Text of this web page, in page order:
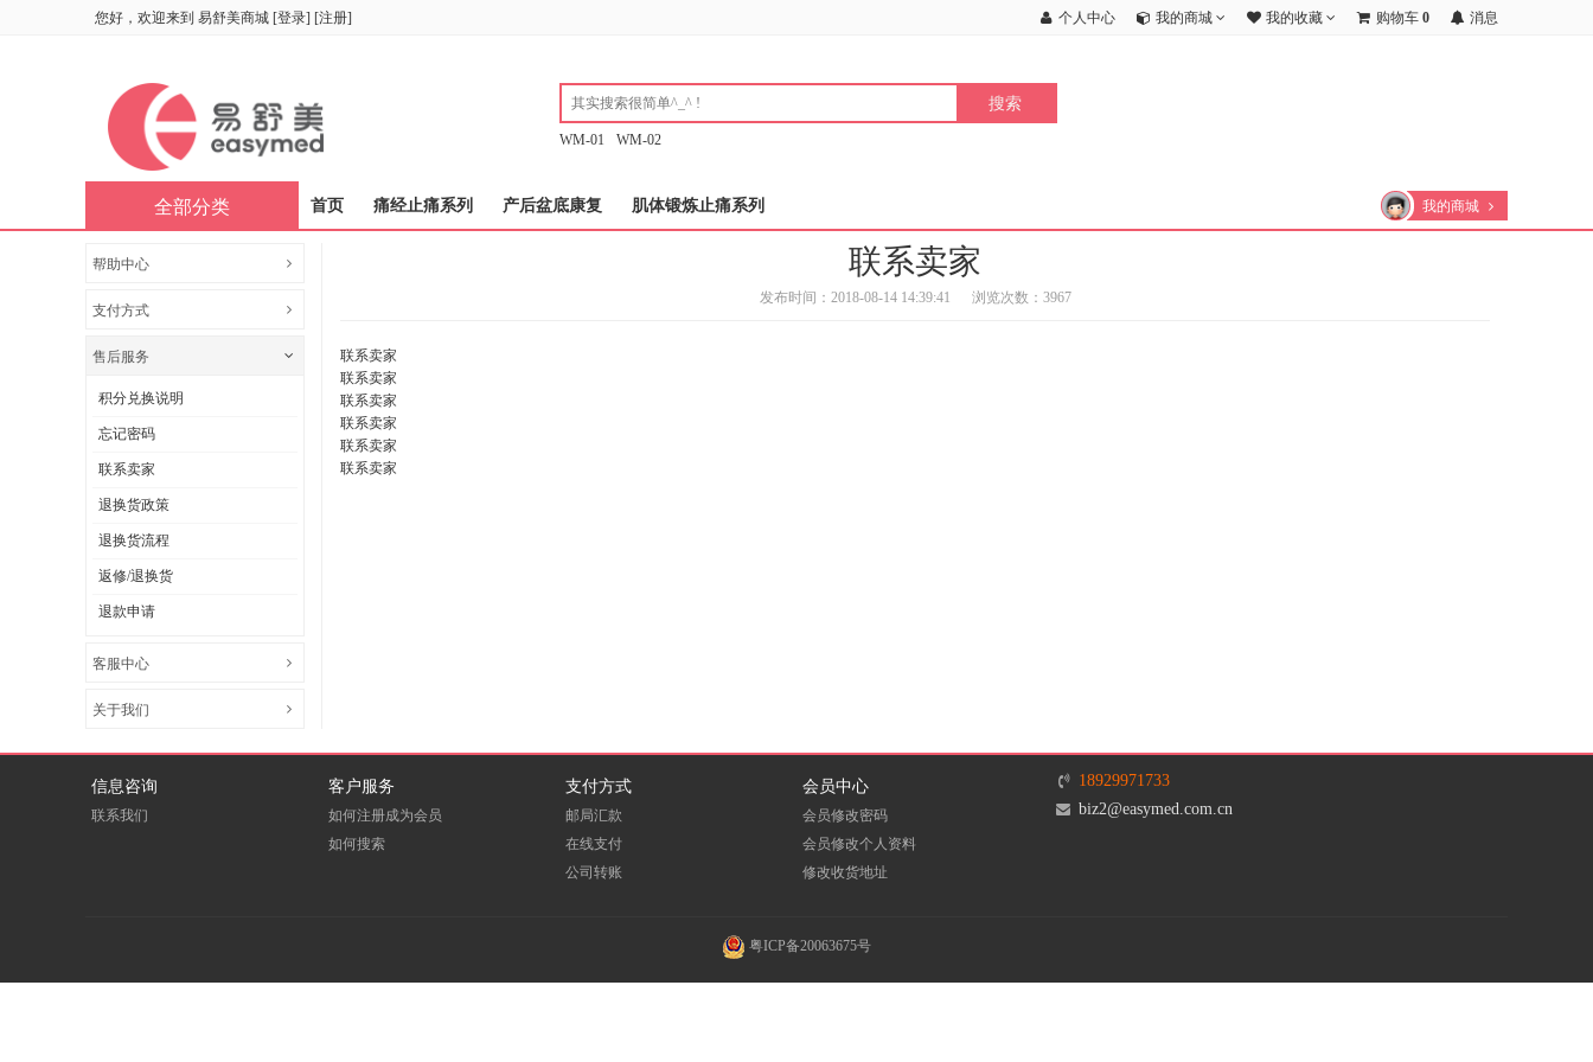
您好，欢迎来到 易舒美商城 [登录] [注册] 个人中心 我的商城 我的收藏 购物车 0 消息
WM-01 WM-02
首页 痛经止痛系列 产后盆底康复 肌体锻炼止痛系列 我的商城
全部分类
联系卖家
发布时间：2018-08-14 14:39:41 浏览次数：3967
联系卖家
联系卖家
联系卖家
联系卖家
联系卖家
联系卖家
帮助中心
支付方式
售后服务
积分兑换说明
忘记密码
联系卖家
退换货政策
退换货流程
返修/退换货
退款申请
客服中心
关于我们
信息咨询
联系我们
客户服务
如何注册成为会员
如何搜索
支付方式
邮局汇款
在线支付
公司转账
会员中心
会员修改密码
会员修改个人资料
修改收货地址
18929971733
biz2@easymed.com.cn
粤ICP备20063675号